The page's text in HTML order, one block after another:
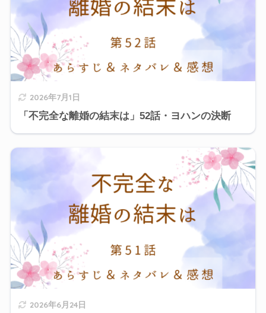
2026年7月1日
「不完全な離婚の結末は」52話・ヨハンの決断
2026年6月24日